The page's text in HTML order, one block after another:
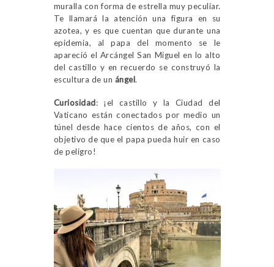
muralla con forma de estrella muy peculiar.
Te llamará la atención una figura en su
azotea, y es que cuentan que durante una
epidemia, al papa del momento se le
apareció el Arcángel San Miguel en lo alto
del castillo y en recuerdo se construyó la
escultura de un ángel.
Curiosidad: ¡el castillo y la Ciudad del
Vaticano están conectados por medio un
túnel desde hace cientos de años, con el
objetivo de que el papa pueda huir en caso
de peligro!